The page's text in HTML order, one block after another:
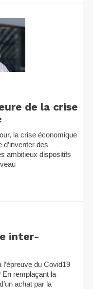
de la crise
la crise économique
des
ambitieux dispositifs
inter-
du Covid19
En remplaçant la
achat par la